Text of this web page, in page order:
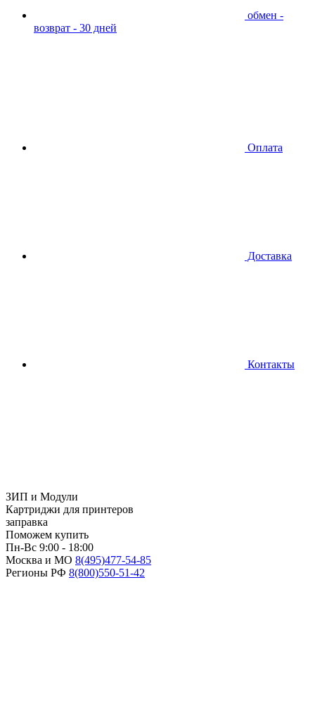
обмен -
возврат - 30 дней
Оплата
Доставка
Контакты
ЗИП и Модули
Картриджи для принтеров
заправка
Поможем купить
Пн-Вс 9:00 - 18:00
Москва и МО 8(495)477-54-85
Регионы РФ 8(800)550-51-42